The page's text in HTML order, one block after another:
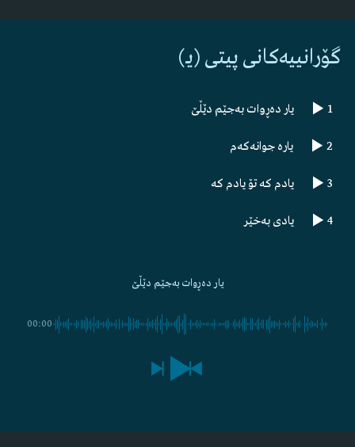
گۆرانییەکانی پیتی (یـ)
1 یار دەڕوات بەجێم دێڵێ
2 یارە جوانەکەم
3 یادم کە تۆ یادم کە
4 یادی بەخێر
یار دەڕوات بەجێم دێڵێ
00:00